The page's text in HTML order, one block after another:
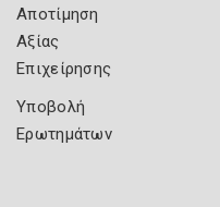
Αποτίμηση
Αξίας
Επιχείρησης
Υποβολή
Ερωτημάτων